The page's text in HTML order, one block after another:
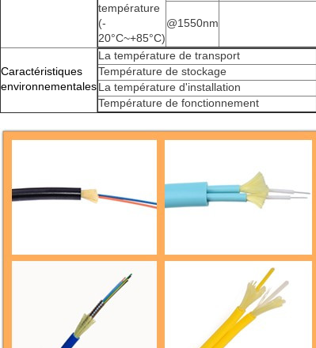
température
(-
20°C~+85°C)
@1550nm
Caractéristiques
environnementales
La température de transport
Température de stockage
La température d'installation
Température de fonctionnement